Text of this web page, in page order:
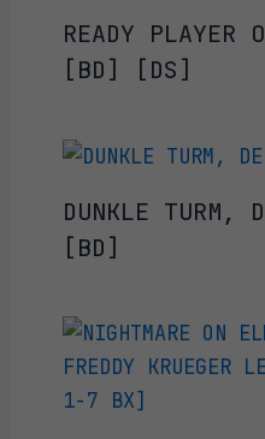
READY PLAYER
[BD] [DS]
DUNKLE TURM,
[BD]